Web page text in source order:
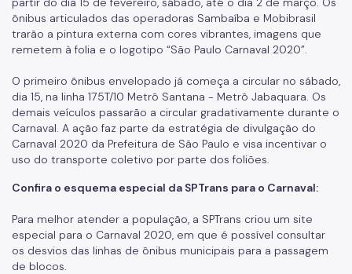
ônibus articulados das operadoras Sambaíba e Mobibrasil
trarão a pintura externa com cores vibrantes, imagens que
remetem à folia e o logotipo “São Paulo Carnaval 2020”.
O primeiro ônibus envelopado já começa a circular no sábado,
dia 15, na linha 175T/10 Metrô Santana - Metrô Jabaquara. Os
demais veículos passarão a circular gradativamente durante o
Carnaval. A ação faz parte da estratégia de divulgação do
Carnaval 2020 da Prefeitura de São Paulo e visa incentivar o
uso do transporte coletivo por parte dos foliões.
Confira o esquema especial da SPTrans para o Carnaval:
Para melhor atender a população, a SPTrans criou um site
especial para o Carnaval 2020, em que é possível consultar
os desvios das linhas de ônibus municipais para a passagem
de blocos.